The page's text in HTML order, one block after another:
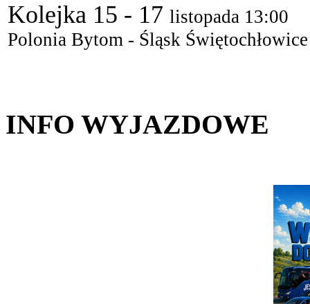
Kolejka 15 - 17 listopada 13:00
Polonia Bytom - Śląsk
INFO WYJAZDOWE